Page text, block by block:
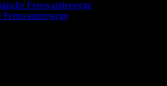
Fernwanderwege
Fernwanderwege